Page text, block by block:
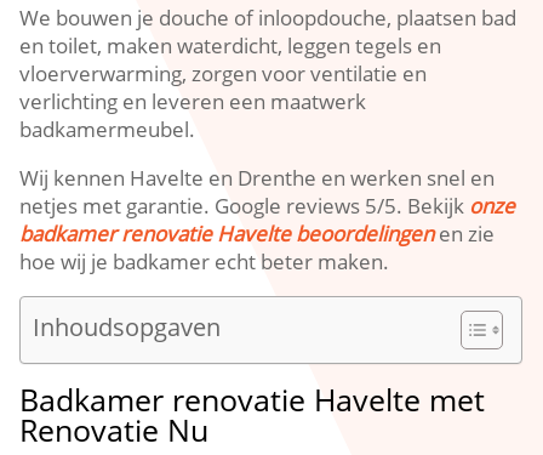
We bouwen je douche of inloopdouche, plaatsen bad
en toilet, maken waterdicht, leggen tegels en
vloerverwarming, zorgen voor ventilatie en
verlichting en leveren een maatwerk
badkamermeubel.
Wij kennen Havelte en Drenthe en werken snel en
netjes met garantie. Google reviews 5/5. Bekijk onze
badkamer renovatie Havelte beoordelingenen zie
hoe wij je badkamer echt beter maken.
Inhoudsopgaven
Badkamer renovatie Havelte met
Renovatie Nu